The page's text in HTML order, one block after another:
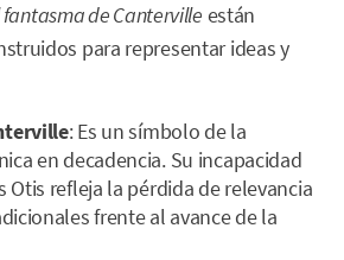
fantasma de Canterville están
para representar ideas y
: Es un símbolo de la
en decadencia. Su incapacidad
Otis refleja la pérdida de relevancia
frente al avance de la